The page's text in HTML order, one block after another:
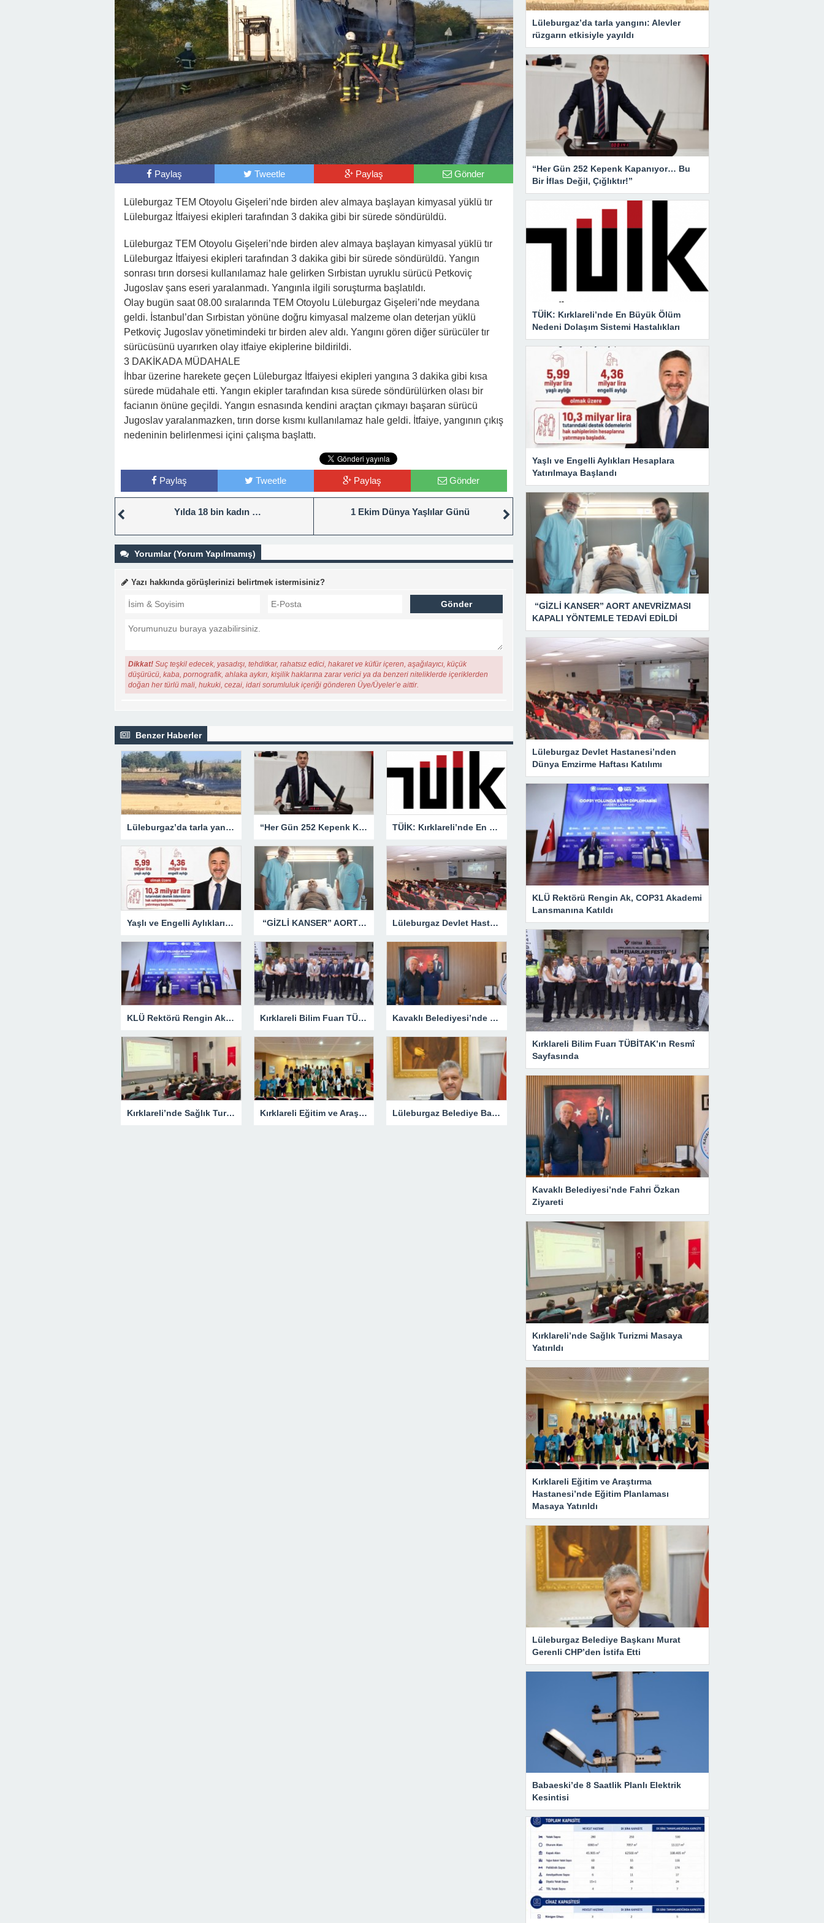
Paylaş Tweetle Paylaş Gönder
Lüleburgaz TEM Otoyolu Gişeleri’nde birden alev almaya başlayan kimyasal yüklü tır
Lüleburgaz İtfaiyesi ekipleri tarafından 3 dakika gibi bir sürede söndürüldü.
Lüleburgaz TEM Otoyolu Gişeleri’nde birden alev almaya başlayan kimyasal yüklü tır
Lüleburgaz İtfaiyesi ekipleri tarafından 3 dakika gibi bir sürede söndürüldü. Yangın
sonrası tırın dorsesi kullanılamaz hale gelirken Sırbistan uyruklu sürücü Petkoviç
Jugoslav şans eseri yaralanmadı. Yangınla ilgili soruşturma başlatıldı.
Olay bugün saat 08.00 sıralarında TEM Otoyolu Lüleburgaz Gişeleri’nde meydana
geldi. İstanbul’dan Sırbistan yönüne doğru kimyasal malzeme olan deterjan yüklü
Petkoviç Jugoslav yönetimindeki tır birden alev aldı. Yangını gören diğer sürücüler tır
sürücüsünü uyarırken olay itfaiye ekiplerine bildirildi.
3 DAKİKADA MÜDAHALE
İhbar üzerine harekete geçen Lüleburgaz İtfaiyesi ekipleri yangına 3 dakika gibi kısa
sürede müdahale etti. Yangın ekipler tarafından kısa sürede söndürülürken olası bir
facianın önüne geçildi. Yangın esnasında kendini araçtan çıkmayı başaran sürücü
Jugoslav yaralanmazken, tırın dorse kısmı kullanılamaz hale geldi. İtfaiye, yangının çıkış
nedeninin belirlenmesi içini çalışma başlattı.
Paylaş Tweetle Paylaş Gönder
Yılda 18 bin kadın … 1 Ekim Dünya Yaşlılar Günü
Yorumlar (Yorum Yapılmamış)
Yazı hakkında görüşlerinizi belirtmek istermisiniz?
Dikkat! Suç teşkil edecek, yasadışı, tehditkar, rahatsız edici, hakaret ve küfür içeren, aşağılayıcı, küçük
düşürücü, kaba, pornografik, ahlaka aykırı, kişilik haklarına zarar verici ya da benzeri niteliklerde içeriklerden
doğan her türlü mali, hukuki, cezai, idari sorumluluk içeriği gönderen Üye/Üyeler’e aittir.
Benzer Haberler
Lüleburgaz’da tarla yangını: Alevler rüzgarın etkisiyle yayıldı “Her Gün 252 Kepenk Kapanıyor… Bu Bir İflas Değil, Çığlıktır!” TÜİK: Kırklareli’nde En Büyük Ölüm Nedeni Dolaşım Sistemi Hastalıkları
Yaşlı ve Engelli Aylıkları Hesaplara Yatırılmaya Başlandı “GİZLİ KANSER” AORT ANEVRİZMASI KAPALI YÖNTEMLE TEDAVİ EDİLDİ Lüleburgaz Devlet Hastanesi’nden Dünya Emzirme Haftası Katılımı
KLÜ Rektörü Rengin Ak, COP31 Akademi Lansmanına Katıldı Kırklareli Bilim Fuarı TÜBİTAK’ın Resmî Sayfasında Kavaklı Belediyesi’nde Fahri Özkan Ziyareti
Kırklareli’nde Sağlık Turizmi Masaya Yatırıldı Kırklareli Eğitim ve Araştırma Hastanesi’nde Eğitim Planlaması Masaya Yatırıldı Lüleburgaz Belediye Başkanı Murat Gerenli CHP’den İstifa Etti
Lüleburgaz’da tarla yangını: Alevler
rüzgarın etkisiyle yayıldı
“Her Gün 252 Kepenk Kapanıyor… Bu
Bir İflas Değil, Çığlıktır!”
TÜİK: Kırklareli’nde En Büyük Ölüm
Nedeni Dolaşım Sistemi Hastalıkları
Yaşlı ve Engelli Aylıkları Hesaplara
Yatırılmaya Başlandı
“GİZLİ KANSER” AORT ANEVRİZMASI
KAPALI YÖNTEMLE TEDAVİ EDİLDİ
Lüleburgaz Devlet Hastanesi’nden
Dünya Emzirme Haftası Katılımı
KLÜ Rektörü Rengin Ak, COP31 Akademi
Lansmanına Katıldı
Kırklareli Bilim Fuarı TÜBİTAK’ın Resmî
Sayfasında
Kavaklı Belediyesi’nde Fahri Özkan
Ziyareti
Kırklareli’nde Sağlık Turizmi Masaya
Yatırıldı
Kırklareli Eğitim ve Araştırma
Hastanesi’nde Eğitim Planlaması
Masaya Yatırıldı
Lüleburgaz Belediye Başkanı Murat
Gerenli CHP’den İstifa Etti
Babaeski’de 8 Saatlik Planlı Elektrik
Kesintisi